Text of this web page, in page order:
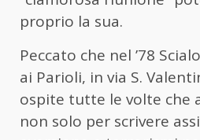
proprio la sua.
Peccato che nel ’78
ai Parioli, in via S.
ospite tutte le volte che
non solo per scrivere